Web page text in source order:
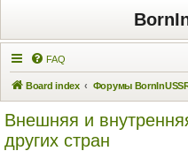
FAQ
Board index Форумы
Внешняя и
других стран